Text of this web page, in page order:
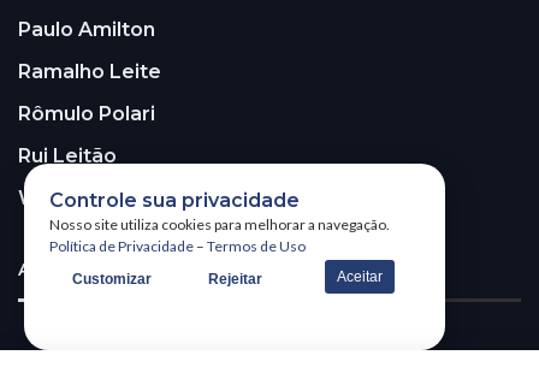
Paulo Amilton
Ramalho Leite
Rômulo Polari
Rui Leitão
Walter Santos
ASSINE A NOSSA NEWSLETTER!
Controle sua privacidade
Nosso site utiliza cookies para melhorar a navegação.
Política de Privacidade – Termos de Uso
Customizar Rejeitar Aceitar